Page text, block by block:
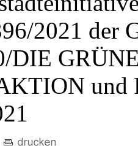
2021 der
DIE
und